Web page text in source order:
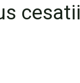
cesatii